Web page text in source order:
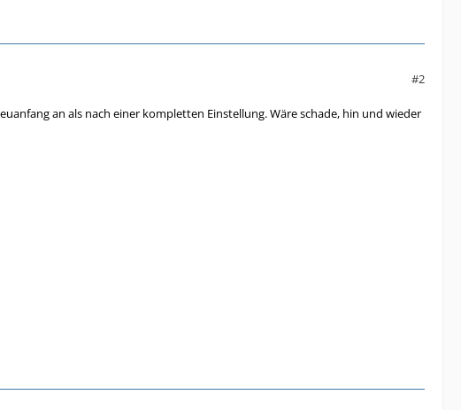
#2
an als nach einer kompletten Einstellung. Wäre schade, hin und wieder